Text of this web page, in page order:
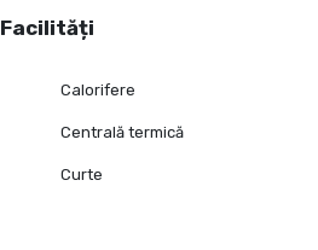
Facilități
Calorifere
Centrală termică
Curte